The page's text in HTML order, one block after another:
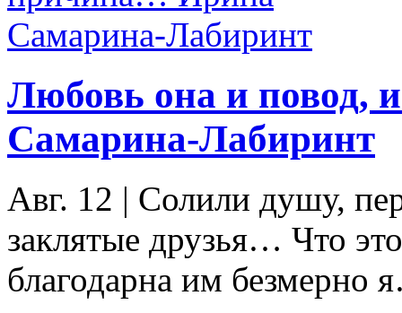
Любовь она и повод,
Самарина-Лабиринт
Авг. 12 | Солили душу,
заклятые друзья… Что
благодарна им